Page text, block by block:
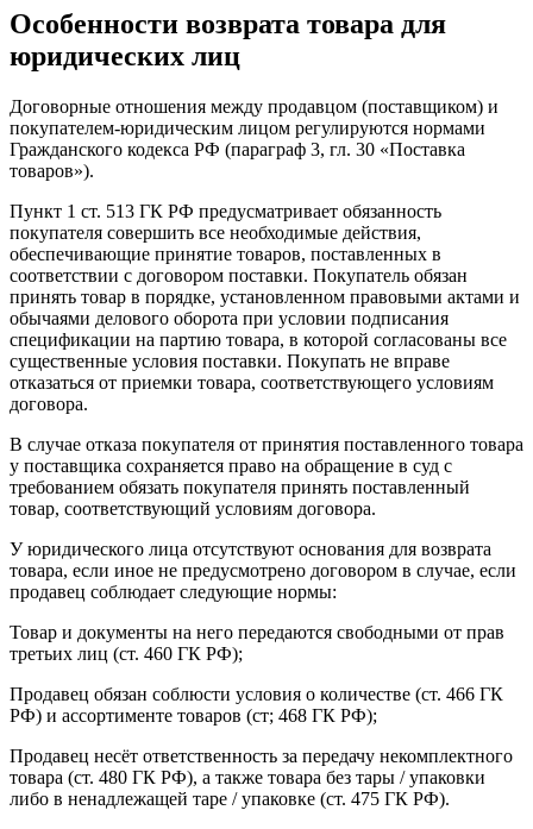
Особенности возврата товара для
юридических лиц
Договорные отношения между продавцом (поставщиком) и
покупателем-юридическим лицом регулируются нормами
Гражданского кодекса РФ (параграф 3, гл. 30 «Поставка
товаров»).
Пункт 1 ст. 513 ГК РФ предусматривает обязанность
покупателя совершить все необходимые действия,
обеспечивающие принятие товаров, поставленных в
соответствии с договором поставки. Покупатель обязан
принять товар в порядке, установленном правовыми актами и
обычаями делового оборота при условии подписания
спецификации на партию товара, в которой согласованы все
существенные условия поставки. Покупать не вправе
отказаться от приемки товара, соответствующего условиям
договора.
В случае отказа покупателя от принятия поставленного товара
у поставщика сохраняется право на обращение в суд с
требованием обязать покупателя принять поставленный
товар, соответствующий условиям договора.
У юридического лица отсутствуют основания для возврата
товара, если иное не предусмотрено договором в случае, если
продавец соблюдает следующие нормы:
Товар и документы на него передаются свободными от прав
третьих лиц (ст. 460 ГК РФ);
Продавец обязан соблюсти условия о количестве (ст. 466 ГК
РФ) и ассортименте товаров (ст; 468 ГК РФ);
Продавец несёт ответственность за передачу некомплектного
товара (ст. 480 ГК РФ), а также товара без тары / упаковки
либо в ненадлежащей таре / упаковке (ст. 475 ГК РФ).